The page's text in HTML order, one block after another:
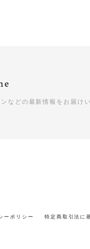
などの最新情報をお届け
ーポリシー 特定商取引法に